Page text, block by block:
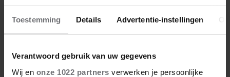
Toestemming Details Advertentie-instellingen
Verantwoord gebruik van uw gegevens
Wij en onze 1022 partners verwerken je persoonlijke